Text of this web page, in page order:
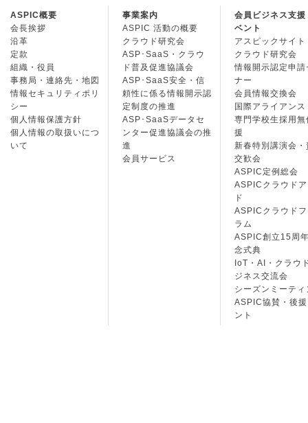
ASPIC概要
会長挨拶
沿革
定款
組織・役員
事務局・連絡先・地図
情報セキュリティポリ
シー
個人情報保護方針
個人情報の取扱いにつ
いて
事業案内
ASPIC 活動の概要
クラウド研究会
ASP･SaaS・クラウ
ド普及促進協議会
ASP･SaaS安全・信
頼性に係る情報開示認
定制度の推進
ASP･SaaSデータセ
ンター促進協議会の推
進
会員サービス
会員ビジネス支援
ベント
アスピックサイト
クラウド研究会
情報開示認定申請
ナー
会員情報交換会
国際アライアンス
専門学校生採用無
援
新春特別講演会・
交歓会
ASPIC定例総会
ASPICクラウド
ド
ASPICクラウド
ラム
ASPIC創立15周
念式典
IoT・AI・クラウ
ジネス交流会
シーズンミーティ
ASPIC協賛・後
ント